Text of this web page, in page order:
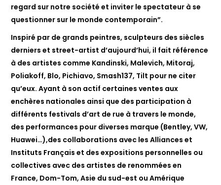
regard sur notre société et inviter le spectateur à se
questionner sur le monde contemporain”.
Inspiré par de grands peintres, sculpteurs des siècles
derniers et street-artist d’aujourd’hui, il fait référence
à des artistes comme Kandinski, Malevich, Mitoraj,
Poliakoff, Blo, Pichiavo, Smash137, Tilt pour ne citer
qu’eux. Ayant à son actif certaines ventes aux
enchères nationales ainsi que des participation à
différents festivals d’art de rue à travers le monde,
des performances pour diverses marque (Bentley, VW,
Huawei…),des collaborations avec les Alliances et
Instituts Français et des expositions personnelles ou
collectives avec des artistes de renommées en
France, Dom-Tom, Asie du sud-est ou Amérique